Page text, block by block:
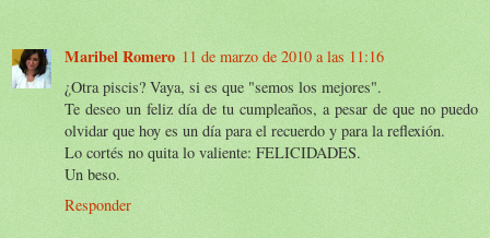
Maribel Romero 11 de marzo de 2010 a las 11:16
¿Otra piscis? Vaya, si es que "semos los mejores".
Te deseo un feliz día de tu cumpleaños, a pesar de que no puedo
olvidar que hoy es un día para el recuerdo y para la reflexión.
Lo cortés no quita lo valiente: FELICIDADES.
Un beso.
Responder